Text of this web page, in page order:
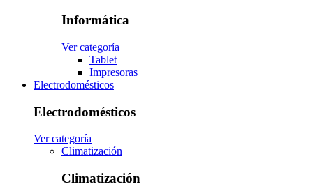
Informática
Ver categoría
Tablet
Impresoras
Electrodomésticos
Electrodomésticos
Ver categoría
Climatización
Climatización